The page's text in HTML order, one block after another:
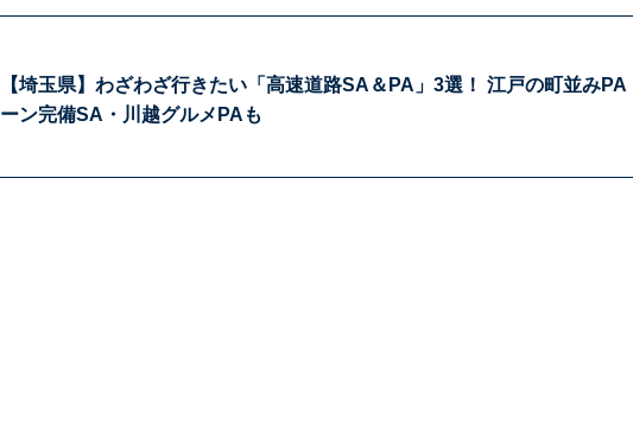
【埼玉県】わざわざ行きたい「高速道路SA＆PA」3選！ 江戸の町並みPA
ーン完備SA・川越グルメPAも